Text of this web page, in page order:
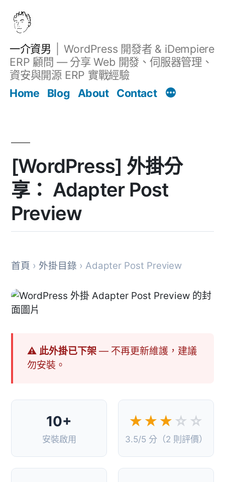
一介資男
WordPress 開發者 & iDempiere
ERP 顧問 — 分享 Web 開發、伺服器管理、
資安與開源 ERP 實戰經驗
Home
Blog About Contact
[WordPress] 外掛分
享： Adapter Post
Preview
首頁 › 外掛目錄 › Adapter Post Preview
⚠ 此外掛已下架— 不再更新維護，建議
勿安裝。
10+
安裝啟用
★★★ ☆☆
3.5/5 分（2 則評價）
文章 Filter